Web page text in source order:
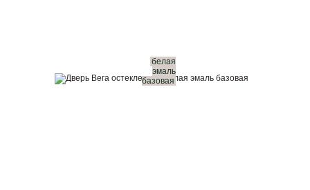
белая
эмаль
базовая